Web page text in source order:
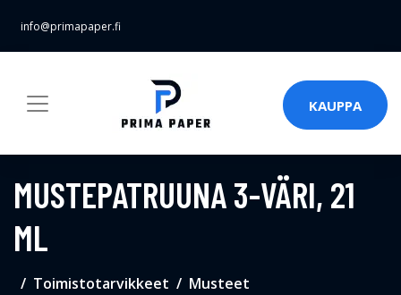
info@primapaper.fi
KAUPPA
MUSTEPATRUUNA 3-VÄRI, 21
ML
Toimistotarvikkeet Musteet